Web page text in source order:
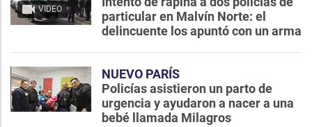
VIDEO
particular en Malvín Norte: el
delincuente los apuntó con un arma
NUEVO PARÍS
Policías asistieron un parto de
urgencia y ayudaron a nacer a una
bebé llamada Milagros